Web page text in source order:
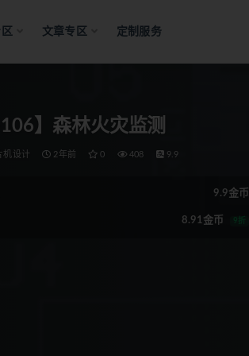
文章专区 定制服务
106】森林火灾监测
机设计 2年前 0 408 9.9
9.9金币
8.91金币 9折